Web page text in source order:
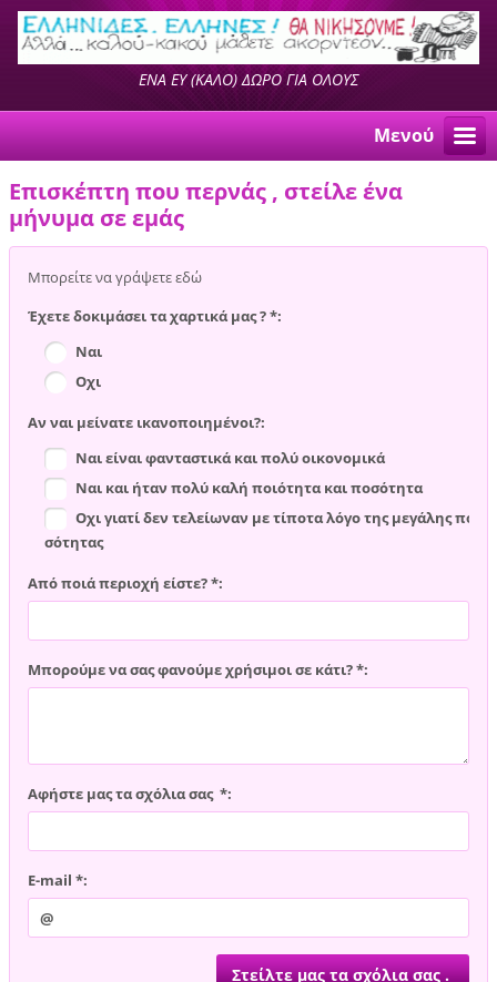
ΕΝΑ ΕΥ (ΚΑΛΟ) ΔΩΡΟ ΓΙΑ ΟΛΟΥΣ
Μενού
Επισκέπτη που περνάς , στείλε ένα
μήνυμα σε εμάς
Μπορείτε να γράψετε εδώ
Έχετε δοκιμάσει τα χαρτικά μας ? *:
Ναι
Οχι
Αν ναι μείνατε ικανοποιημένοι?:
Ναι είναι φανταστικά και πολύ οικονομικά
Ναι και ήταν πολύ καλή ποιότητα και ποσότητα
Οχι γιατί δεν τελείωναν με τίποτα λόγο της μεγάλης πο
σότητας
Από ποιά περιοχή είστε? *:
Μπορούμε να σας φανούμε χρήσιμοι σε κάτι? *:
Αφήστε μας τα σχόλια σας *:
E-mail *: